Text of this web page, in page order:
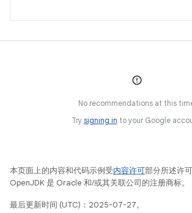
No recommendations at this
Try signing in to your Google
本页面上的内容和代码示例受内容许可部分所述许
OpenJDK 是 Oracle 和/或其关联公司的注册商标。
最后更新时间 (UTC)：2025-07-27。